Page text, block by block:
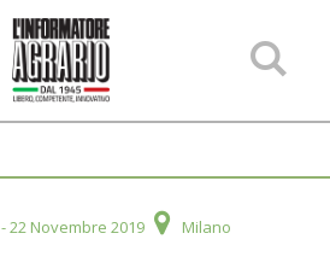
- 22 Novembre 2019 Milano